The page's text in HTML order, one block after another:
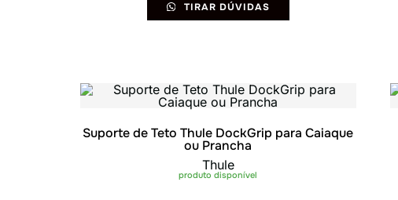
TIRAR DÚVIDAS
Suporte de Teto Thule DockGrip para Caiaque
ou Prancha
Thule
produto disponível